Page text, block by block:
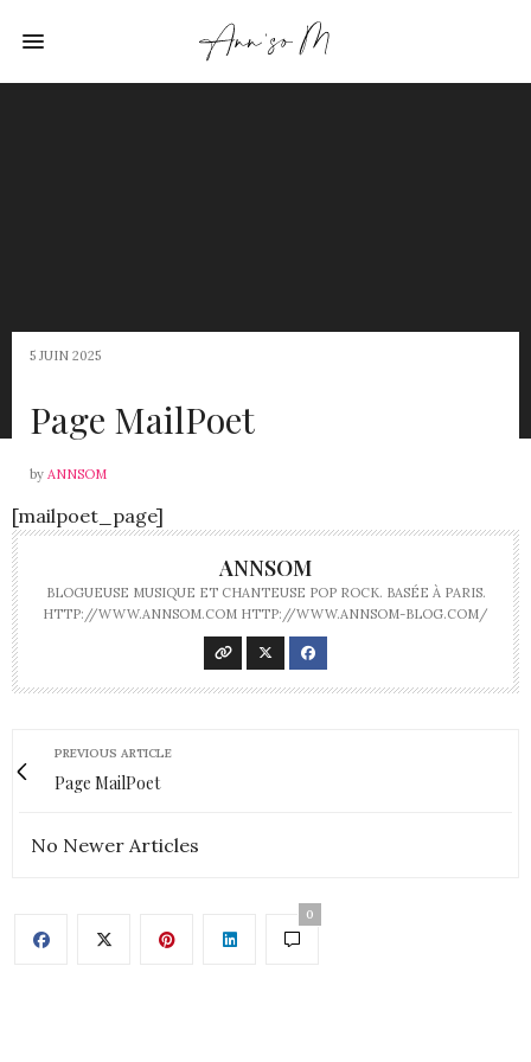
5 JUIN 2025
Page MailPoet
by ANNSOM
[mailpoet_page]
ANNSOM
BLOGUEUSE MUSIQUE ET CHANTEUSE POP ROCK. BASÉE À PARIS.
HTTP://WWW.ANNSOM.COM HTTP://WWW.ANNSOM-BLOG.COM/
PREVIOUS ARTICLE
Page MailPoet
No Newer Articles
0